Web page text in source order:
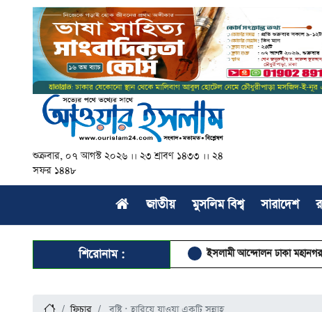
শুক্রবার, ০৭ আগস্ট ২০২৬ ।। ২৩ শ্রাবণ ১৪৩৩ ।। ২৪
সফর ১৪৪৮
জাতীয় মুসলিম বিশ্ব সারাদেশ
শিরোনাম : ইসলামী আন্দোলন ঢাকা মহানগর দক্ষিণের